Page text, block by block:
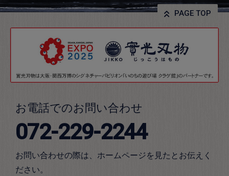
PAGE TOP
お電話でのお問い合わせ
072-229-2244
お問い合わせの際は、ホームページを見たとお伝えく
ださい。